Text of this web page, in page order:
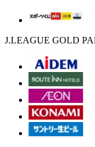
J.LEAGUE GOLD